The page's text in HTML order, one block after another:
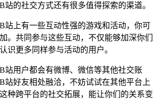
站的社交方式还有很多值得探索的渠道。
站上有一些互动性强的游戏和活动，你可
。共同参与这些互动，不仅能够加深你们
识更多同样参与活动的用户。
站用户都会有微博、微信等其他社交账
站好友相处融洽，不妨试试在其他平台上
种跨平台的社交拓展，能让你们的关系变